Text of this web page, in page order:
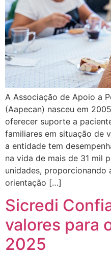
A Associação de Apoio a
(Aapecan) nasceu em
oferecer suporte a
familiares em situação de
a entidade tem
na vida de mais de 31 mil
unidades, proporcionando
orientação […]
Sicredi
valores para
2025